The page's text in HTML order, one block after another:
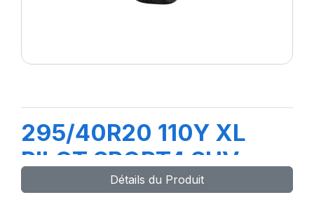
295/40R20 110Y XL
PILOT SPORT4 SUV
Détails du Produit